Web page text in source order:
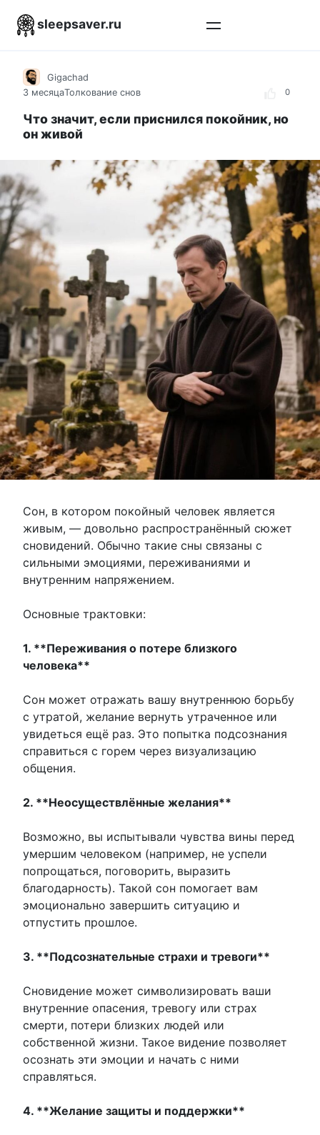
sleepsaver.ru
0
Gigachad
3 месяцаТолкование снов
Что значит, если приснился покойник, но
он живой
Сон, в котором покойный человек является
живым, — довольно распространённый сюжет
сновидений. Обычно такие сны связаны с
сильными эмоциями, переживаниями и
внутренним напряжением.
Основные трактовки:
1. **Переживания о потере близкого
человека**
Сон может отражать вашу внутреннюю борьбу
с утратой, желание вернуть утраченное или
увидеться ещё раз. Это попытка подсознания
справиться с горем через визуализацию
общения.
2. **Неосуществлённые желания**
Возможно, вы испытывали чувства вины перед
умершим человеком (например, не успели
попрощаться, поговорить, выразить
благодарность). Такой сон помогает вам
эмоционально завершить ситуацию и
отпустить прошлое.
3. **Подсознательные страхи и тревоги**
Сновидение может символизировать ваши
внутренние опасения, тревогу или страх
смерти, потери близких людей или
собственной жизни. Такое видение позволяет
осознать эти эмоции и начать с ними
справляться.
4. **Желание защиты и поддержки**